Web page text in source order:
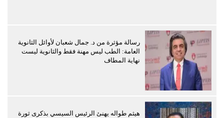
رسالة مؤثرة من د. جمال شعبان لأوائل الثانوية
العامة: الطب ليس مهنة فقط والثانوية ليست
نهاية المطاف
هيثم طواله يهنئ الرئيس السيسي بذكرى ثورة